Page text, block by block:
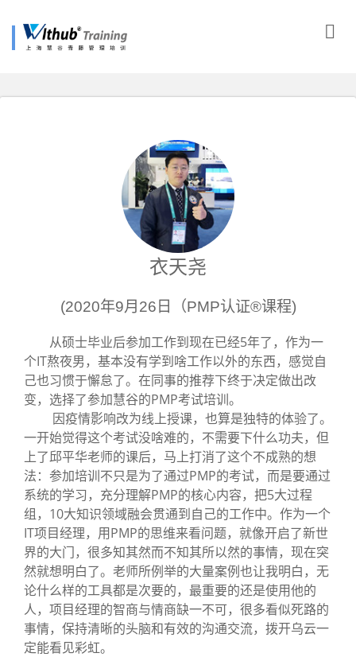
衣天尧
(2020年9月26日（PMP认证®课程)
从硕士毕业后参加工作到现在已经5年了，作为一
个IT熬夜男，基本没有学到啥工作以外的东西，感觉自
己也习惯于懈怠了。在同事的推荐下终于决定做出改
变，选择了参加慧谷的PMP考试培训。
因疫情影响改为线上授课，也算是独特的体验了。
一开始觉得这个考试没啥难的，不需要下什么功夫，但
上了邱平华老师的课后，马上打消了这个不成熟的想
法：参加培训不只是为了通过PMP的考试，而是要通过
系统的学习，充分理解PMP的核心内容，把5大过程
组，10大知识领域融会贯通到自己的工作中。作为一个
IT项目经理，用PMP的思维来看问题，就像开启了新世
界的大门，很多知其然而不知其所以然的事情，现在突
然就想明白了。老师所例举的大量案例也让我明白，无
论什么样的工具都是次要的，最重要的还是使用他的
人，项目经理的智商与情商缺一不可，很多看似死路的
事情，保持清晰的头脑和有效的沟通交流，拨开乌云一
定能看见彩虹。